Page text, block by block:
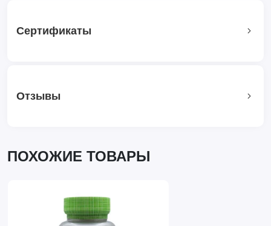
Сертификаты
Отзывы
ПОХОЖИЕ ТОВАРЫ